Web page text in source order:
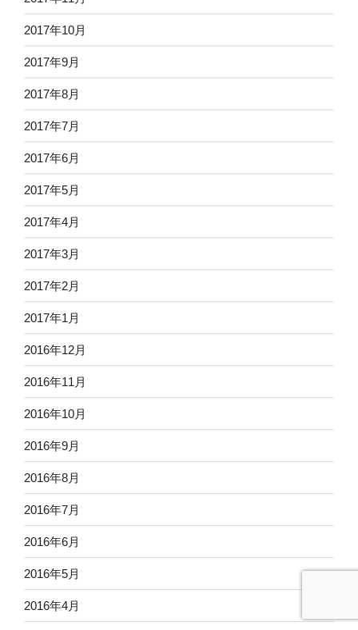
2017年10月
2017年9月
2017年8月
2017年7月
2017年6月
2017年5月
2017年4月
2017年3月
2017年2月
2017年1月
2016年12月
2016年11月
2016年10月
2016年9月
2016年8月
2016年7月
2016年6月
2016年5月
2016年4月